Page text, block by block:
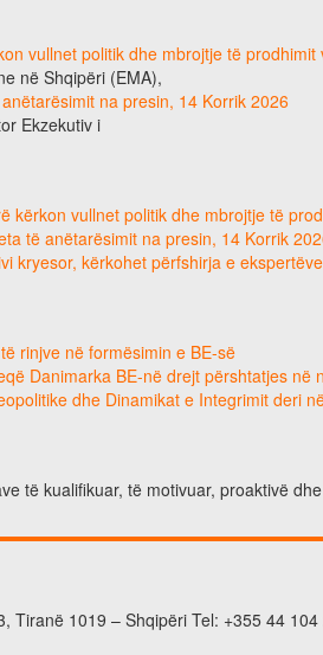
vullnet politik dhe mbrojtje të
në Shqipëri (EMA),
na presin, 14 Korrik 2026
Ekzekutiv i
kërkon vullnet politik dhe mbrojtje të
të anëtarësimit na presin, 14 Korrik
kryesor, kërkohet përfshirja e
rinjve në formësimin e BE-së
Danimarka BE-në drejt përshtatjes në
dhe Dinamikat e Integrimit deri
të kualifikuar, të motivuar, proaktivë
Tiranë 1019 – Shqipëri Tel: +355 44